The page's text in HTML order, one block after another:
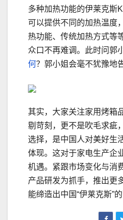
多种加热功能的伊莱克斯
可以提供不同的加热温度
热功能、传统加热方式等
众口不再难调。此时问郭
何？郭小姐会毫不犹豫地
其实，大家关注家用烤箱
剔苛刻，更不是吹毛求疵
选择，是中国人对美好生
体现。这对于家电生产企
机遇。紧跟市场变化与消
产品研发为抓手，推出更
能缔造出中国“伊莱克斯”的